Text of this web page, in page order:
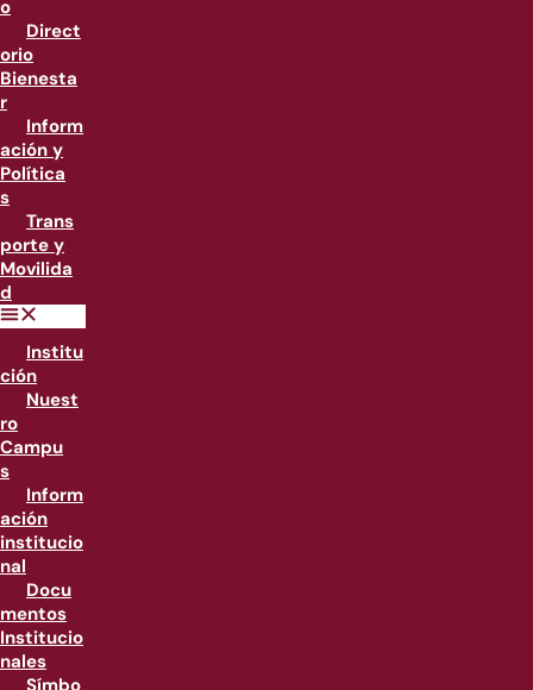
o
Direct
orio
Bienesta
r
Inform
ación y
Política
s
Trans
porte y
Movilida
d
Institu
ción
Nuest
ro
Campu
s
Inform
ación
institucio
nal
Docu
mentos
Institucio
nales
Símbo